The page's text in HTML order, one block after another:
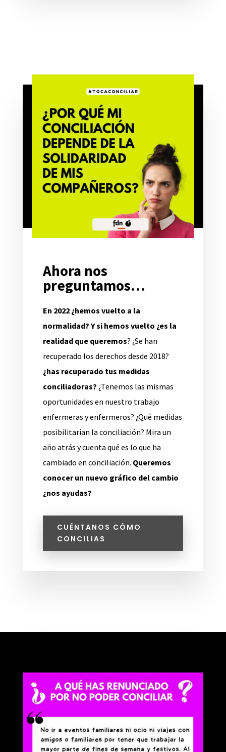
Ahora nos
preguntamos…
En 2022 ¿hemos vuelto a la
normalidad? Y si hemos vuelto ¿es la
realidad que queremos? ¿Se han
recuperado los derechos desde 2018?
¿has recuperado tus medidas
conciliadoras? ¿Tenemos las mismas
oportunidades en nuestro trabajo
enfermeras y enfermeros? ¿Qué medidas
posibilitarían la conciliación? Mira un
año atrás y cuenta qué es lo que ha
cambiado en conciliación. Queremos
conocer un nuevo gráfico del cambio
¿nos ayudas?
CUÉNTANOS CÓMO
CONCILIAS